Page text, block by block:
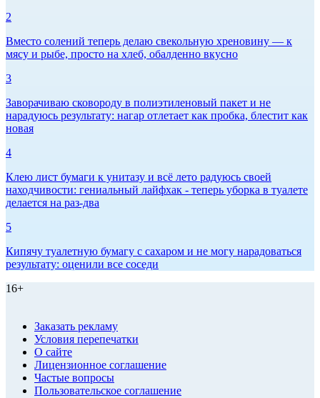
2
Вместо солений теперь делаю свекольную хреновину — к
мясу и рыбе, просто на хлеб, обалденно вкусно
3
Заворачиваю сковороду в полиэтиленовый пакет и не
нарадуюсь результату: нагар отлетает как пробка, блестит как
новая
4
Клею лист бумаги к унитазу и всё лето радуюсь своей
находчивости: гениальный лайфхак - теперь уборка в туалете
делается на раз-два
5
Кипячу туалетную бумагу с сахаром и не могу нарадоваться
результату: оценили все соседи
16+
Заказать рекламу
Условия перепечатки
О сайте
Лицензионное соглашение
Частые вопросы
Пользовательское соглашение